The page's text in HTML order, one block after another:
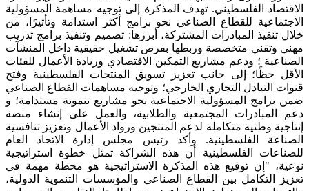
الاقتصاد الفلسطيني. تهدف المذكرة إلى توجيه مساهمة المسؤولية
الاجتماعية للقطاع الصناعي نحو برامج أكثر استدامة وتأثيرًا، من
خلال تنفيذ المبادرات المشتركة، أبرزها: تصميم وتنفيذ برامج تدريب
مهني وتقني متخصصة وربطها بفرص تشغيل حقيقية داخل المنشآت
الصناعية ؛ ودعم مشاريع التمكين الاقتصادي وريادة الأعمال للفئات
الأقل حظًا؛ إلى جانب تعزيز تسويق المنتجات الفلسطينية وفتح
قنوات التبادل التجاري الخارجي؛ وتوجيه مساهمات القطاع الصناعي
ضمن برامج المسؤولية الاجتماعية نحو مشاريع تنموية مستدامة؛ و
دعم المبادرات المجتمعية والطلابية، والعمل على إنشاء منصة
إنتاجية وطنية متكاملة لدعم المنتجين ورواد الأعمال وتعزيز تنافسية
الصناعة الفلسطينية. وأكد رئيس مجلس إدارة الاتحاد العام
للصناعات الفلسطينية أن هذه الشراكة تمثل خطوة استراتيجية
نوعية، "إن توقيع هذه المذكرة الاستراتيجية هو محطة مهمة في
تعزيز التكامل بين القطاع الصناعي والمؤسسات التنموية الدولية،